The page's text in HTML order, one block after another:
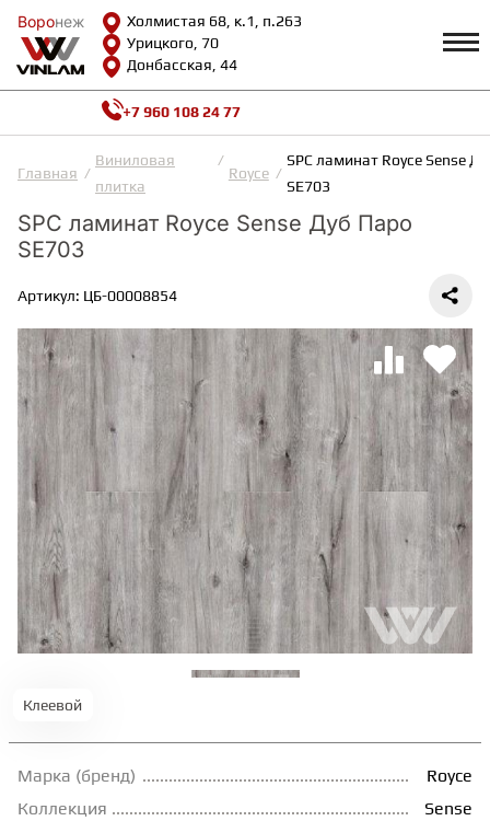
Воронеж
Холмистая 68, к.1, п.263
Урицкого, 70
Донбасская, 44
Воронеж
КАТАЛОГ Профиль
Возврат и гарантии
Сотрудничество
Видеообзоры
Как выбрать
Калькулятор
О нас
Контакты
ВИНИЛОВАЯ ПЛИТКА
ЛАМИНАТ
ИНЖЕНЕРНАЯ ДОСКА
ПАРКЕТНАЯ ДОСКА
ТЕРРАСНАЯ ДОСКА
КОВРОВАЯ ПЛИТКА
МОДУЛЬНЫЕ ПВХ
+7 960 108 24 77
Главная
Виниловая
плитка
Royce
SPC ламинат Royce Sense
SE703
SPC ламинат Royce Sense Дуб Паро
SE703
Артикул: ЦБ-00008854
Клеевой
Марка (бренд)
Royce
Коллекция
Sense